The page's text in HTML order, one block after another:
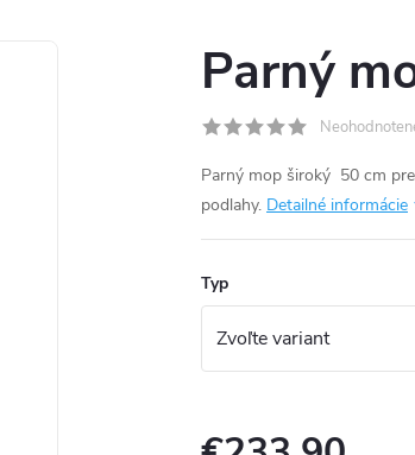
Parný
Parný mop široký 50 cm
podlahy. Detailné informácie
Typ